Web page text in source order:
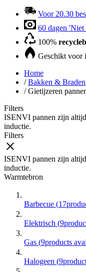
Voor 20.30
60 dagen 'Niet
100%
Geschikt voor
Home
/ Bakken & Braden
/ Gietijzeren
Filters
ISENVI pannen zijn
inductie.
Filters
ISENVI pannen zijn
inductie.
Warmtebron
Barbecue (17
Elektrisch (9
Gas (9products
Halogeen (9